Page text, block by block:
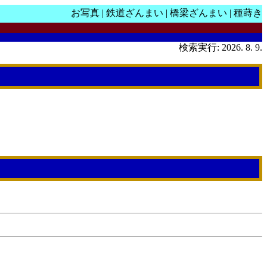
お写真 | 鉄道ざんまい | 橋梁ざんまい | 種蒔き
検索実行: 2026. 8. 9.